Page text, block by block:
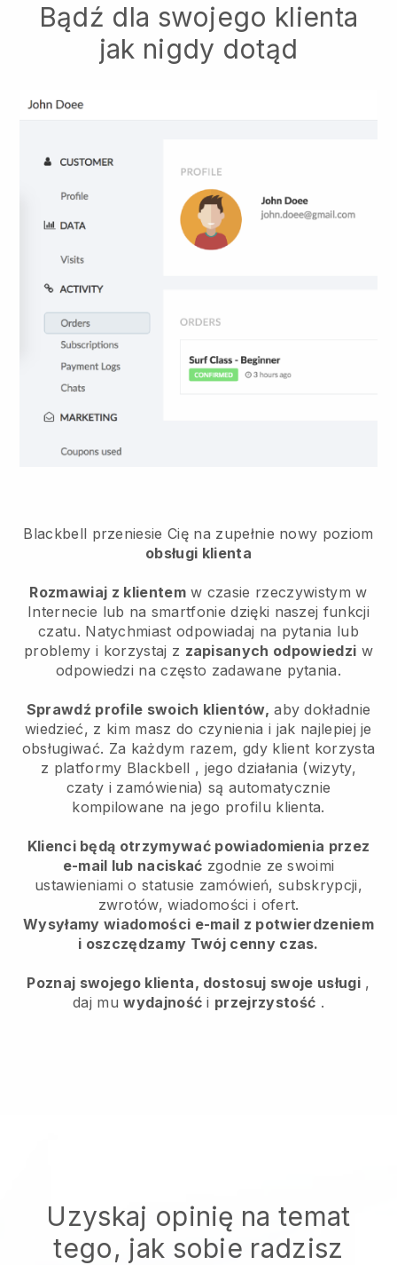
Bądź dla swojego klienta
jak nigdy dotąd
Blackbell przeniesie Cię na zupełnie nowy poziom
obsługi klienta
Rozmawiaj z klientemw czasie rzeczywistym w
Internecie lub na smartfonie dzięki naszej funkcji
czatu. Natychmiast odpowiadaj na pytania lub
problemy i korzystaj z zapisanych odpowiedzi w
odpowiedzi na często zadawane pytania.
Sprawdź profile swoich klientów, aby dokładnie
wiedzieć, z kim masz do czynienia i jak najlepiej je
obsługiwać. Za każdym razem, gdy klient korzysta
z platformy Blackbell , jego działania (wizyty,
czaty i zamówienia) są automatycznie
kompilowane na jego profilu klienta.
Klienci będą otrzymywać powiadomienia przez
e-mail lub naciskać zgodnie ze swoimi
ustawieniami o statusie zamówień, subskrypcji,
zwrotów, wiadomości i ofert.
Wysyłamy wiadomości e-mail z potwierdzeniem
i oszczędzamy Twój cenny czas.
Poznaj swojego klienta, dostosuj swoje usługi,
daj muwydajność i przejrzystość .
Uzyskaj opinię na temat
tego, jak sobie radzisz